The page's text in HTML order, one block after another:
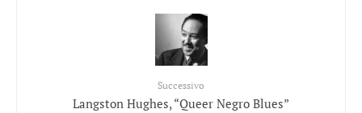
Successivo
Langston Hughes, “Queer Negro Blues”